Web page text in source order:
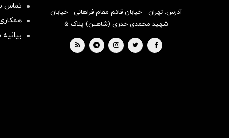
آدرس: تهران - خیابان قائم مقام فراهانی - خیابان
شهید محمدی خدری (شاهین) پلاک ۵
تماس